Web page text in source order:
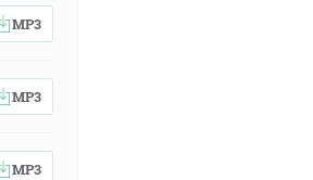
MP3
MP3
MP3